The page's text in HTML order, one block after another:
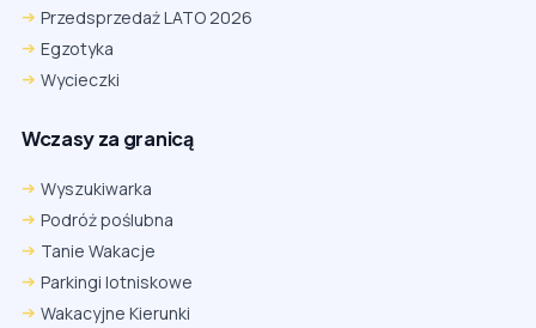
Przedsprzedaż LATO 2026
Egzotyka
Wycieczki
Wczasy za granicą
Wyszukiwarka
Podróż poślubna
Tanie Wakacje
Parkingi lotniskowe
Wakacyjne Kierunki